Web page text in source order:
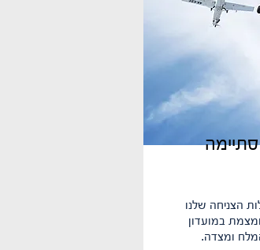
הצניחה שלנו
במועדון